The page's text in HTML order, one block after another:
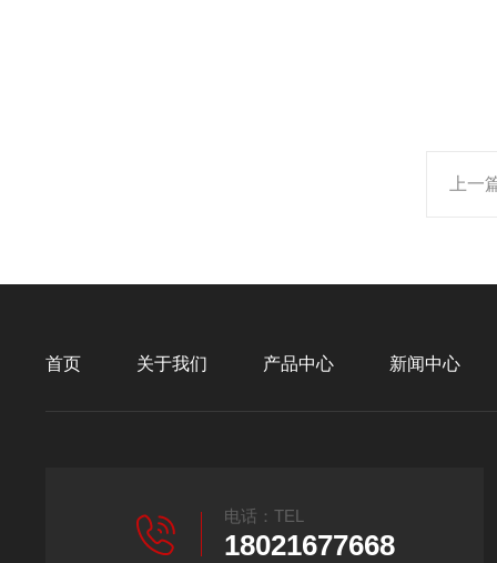
上一
首页 关于我们 产品中心 新闻中心
电话：TEL
18021677668